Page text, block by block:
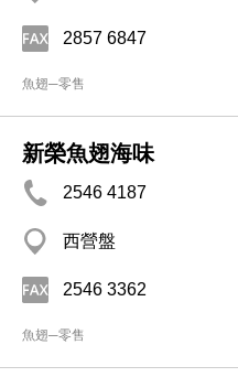
2857 6847
魚翅─零售
新榮魚翅海味
2546 4187
西營盤
2546 3362
魚翅─零售